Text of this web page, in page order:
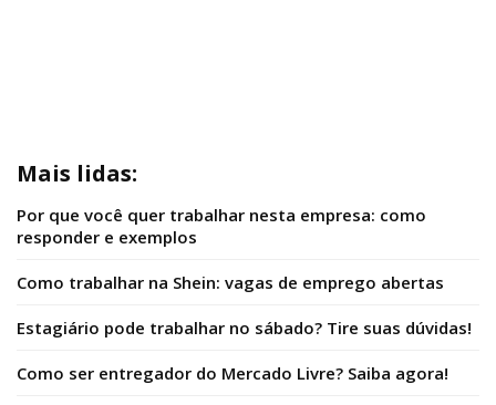
Mais lidas:
Por que você quer trabalhar nesta empresa: como
responder e exemplos
Como trabalhar na Shein: vagas de emprego abertas
Estagiário pode trabalhar no sábado? Tire suas dúvidas!
Como ser entregador do Mercado Livre? Saiba agora!